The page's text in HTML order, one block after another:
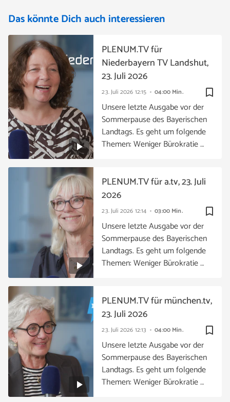
Das könnte Dich auch interessieren
bookmark_border
23. Juli 2026 12:15 04:00 Min.
PLENUM.TV für
Niederbayern TV Landshut,
23. Juli 2026
Unsere letzte Ausgabe vor der
Sommerpause des Bayerischen
Landtags. Es geht um folgende
Themen: Weniger Bürokratie …
bookmark_border
23. Juli 2026 12:14 03:00 Min.
PLENUM.TV für a.tv, 23. Juli
2026
Unsere letzte Ausgabe vor der
Sommerpause des Bayerischen
Landtags. Es geht um folgende
Themen: Weniger Bürokratie …
bookmark_border
23. Juli 2026 12:13 04:00 Min.
PLENUM.TV für münchen.tv,
23. Juli 2026
Unsere letzte Ausgabe vor der
Sommerpause des Bayerischen
Landtags. Es geht um folgende
Themen: Weniger Bürokratie …